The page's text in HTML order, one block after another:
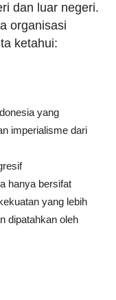
dan luar negeri.
organisasi
ketahui:
yang
imperialisme dari
hanya bersifat
yang lebih
dipatahkan oleh